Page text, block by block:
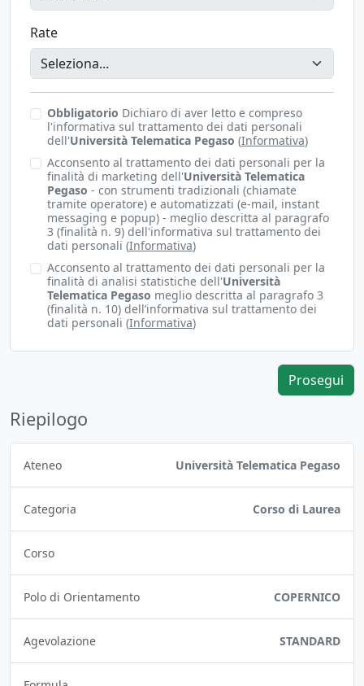
Rate
Obbligatorio Dichiaro di aver letto e compreso
l'informativa sul trattamento dei dati personali
dell'Università Telematica Pegaso (Informativa)
Acconsento al trattamento dei dati personali per la
finalità di marketing dell'Università Telematica
Pegaso - con strumenti tradizionali (chiamate
tramite operatore) e automatizzati (e-mail, instant
messaging e popup) - meglio descritta al paragrafo
3 (finalità n. 9) dell'informativa sul trattamento dei
dati personali (Informativa)
Acconsento al trattamento dei dati personali per la
finalità di analisi statistiche dell'Università
Telematica Pegaso meglio descritta al paragrafo 3
(finalità n. 10) dell’informativa sul trattamento dei
dati personali (Informativa)
Prosegui
Riepilogo
Ateneo Università Telematica Pegaso
Categoria Corso di Laurea
Corso
Polo di Orientamento COPERNICO
Agevolazione STANDARD